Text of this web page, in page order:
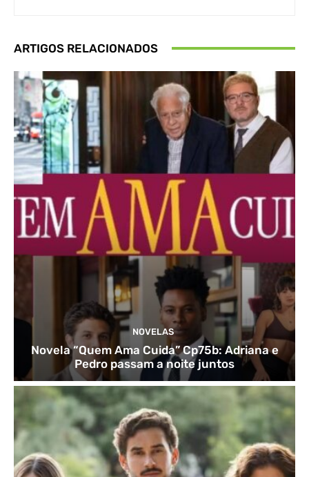
ARTIGOS RELACIONADOS
NOVELAS
Novela “Quem Ama Cuida” Cp75b: Adriana e
Pedro passam a noite juntos